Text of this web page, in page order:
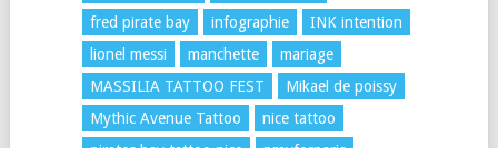
fred pirate bay
infographie
INK intention
lionel messi
manchette
mariage
MASSILIA TATTOO FEST
Mikael de poissy
Mythic Avenue Tattoo
nice tattoo